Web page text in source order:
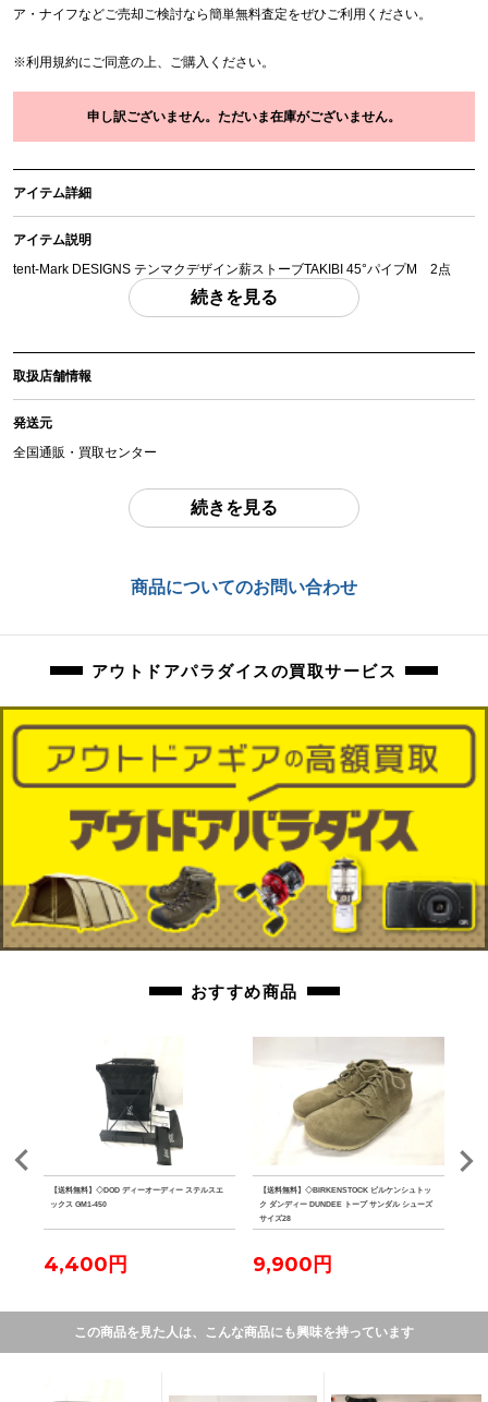
ア・ナイフなどご売却ご検討なら簡単無料査定をぜひご利用ください。
※利用規約にご同意の上、ご購入ください。
申し訳ございません。ただいま在庫がございません。
アイテム詳細
アイテム説明
tent-Mark DESIGNS テンマクデザイン薪ストーブTAKIBI 45°パイプM 2点
「付属品」・・・ 写真のものがすべてになります。
(撮影、運搬備品は除く)
アイテム状態
中古：A（使用感の少ない美品）
保管時の傷、汚れ等はご了承くださいませ。
orb-2605080823-od-081569889
続きを見る
取扱店舗情報
発送元
全国通販・買取センター
東京都江戸川区中葛西6-10-15 2F
続きを見る
商品についてのお問い合わせ
アウトドアパラダイスの買取サービス
おすすめ商品
【送料無料】◇DOD ディーオーディー ステルスエ
ックス GM1-450
4,400円
【送料無料】◇BIRKENSTOCK ビルケンシュトッ
ク ダンディー DUNDEE トープ サンダル シューズ
サイズ28
9,900円
この商品を見た人は、こんな商品にも興味を持っています